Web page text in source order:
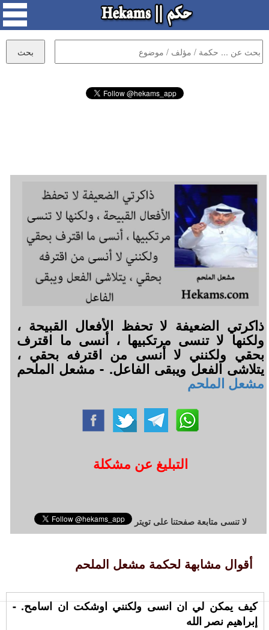
ذاكرتي الضعيفة لا تحفظ الأفعال القبيحة ،
ولكنها لا تنسى مرتكبيها ، أنسى ما اقترف
بحقي ولكنني لا أنسى من اقترفه بحقي ،
يتلاشى الفعل ويبقى الفاعل. - مشعل الملحم
مشعل الملحم
التبليغ عن مشكلة
لا تنسى متابعة صفحتنا على تويتر
أقوال مشابهة لحكمة مشعل الملحم
كيف يمكن لي ان انسى ولكنني اوشكت ان اسامح. -
إبراهيم نصر الله